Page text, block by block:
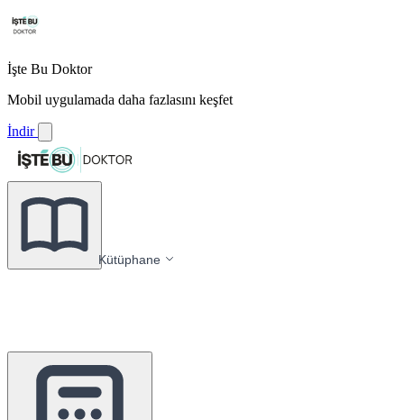
İşte Bu Doktor
Mobil uygulamada daha fazlasını keşfet
İndir
Kütüphane